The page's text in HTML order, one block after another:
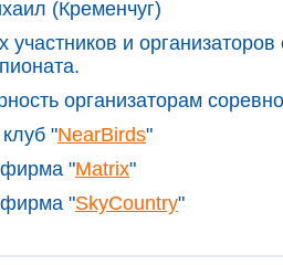
(Кременчуг)
участников и
организаторам
"NearBirds"
"Matrix"
"SkyCountry"